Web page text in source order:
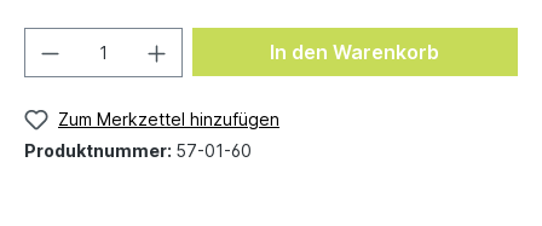
In den Warenkorb
Zum Merkzettel hinzufügen
Produktnummer: 57-01-60